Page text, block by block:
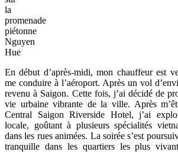
la
promenade
piétonne
Nguyen
Hue
En début d’après-midi, mon chauffeur est
me conduire à l’aéroport. Après un vol
revenu à Saigon. Cette fois, j’ai décidé de
vie urbaine vibrante de la ville. Après
Central Saigon Riverside Hotel, j’ai
locale, goûtant à plusieurs spécialités
dans les rues animées. La soirée s’est
tranquille dans les quartiers les plus